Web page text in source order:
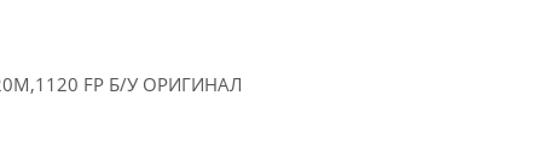
FP Б/У ОРИГИНАЛ